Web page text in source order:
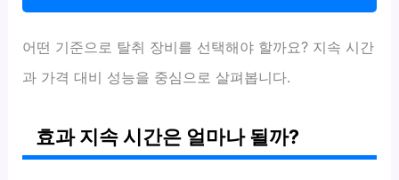
어떤 기준으로 탈취 장비를 선택해야 할까요? 지속 시간
과 가격 대비 성능을 중심으로 살펴봅니다.
효과 지속 시간은 얼마나 될까?